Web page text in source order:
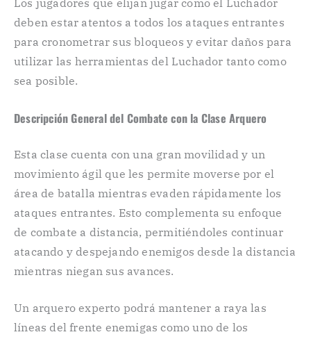
Los jugadores que elijan jugar como el Luchador
deben estar atentos a todos los ataques entrantes
para cronometrar sus bloqueos y evitar daños para
utilizar las herramientas del Luchador tanto como
sea posible.
Descripción General del Combate con la Clase Arquero
Esta clase cuenta con una gran movilidad y un
movimiento ágil que les permite moverse por el
área de batalla mientras evaden rápidamente los
ataques entrantes. Esto complementa su enfoque
de combate a distancia, permitiéndoles continuar
atacando y despejando enemigos desde la distancia
mientras niegan sus avances.
Un arquero experto podrá mantener a raya las
líneas del frente enemigas como uno de los